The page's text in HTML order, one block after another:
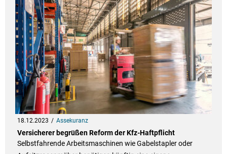
18.12.2023 Assekuranz
Versicherer begrüßen Reform der Kfz-Haftpflicht
Selbstfahrende Arbeitsmaschinen wie Gabelstapler oder